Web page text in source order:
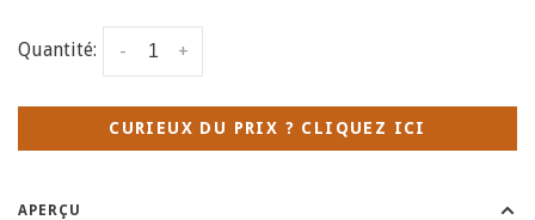
Quantité: +
-
CURIEUX DU PRIX ? CLIQUEZ ICI
APERÇU